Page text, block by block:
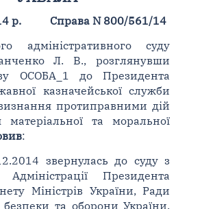
р.
Справа N 800/561/14
адміністративного суду
Л. В., розглянувши
ОСОБА_1 до Президента
казначейської служби
протиправними дій
матеріальної та моральної
:
звернулась до суду з
Президента
Міністрів України, Ради
безпеки та оборони України,